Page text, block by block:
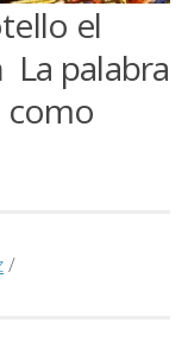
el
palabra
como
/